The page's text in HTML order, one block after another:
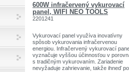
diaľkový
detektor otvoreného okna
funkcia rozmrazovania
dva termostaty prehrievania
600W infračervený vykurovací
panel, WIFI NEO TOOLS
2201241
Vykurovací panel využíva inovatívny
spôsob vykurovania infračervenou
energiou. Infračervený vykurovací
vyznačuje vyššou účinnosťou v
s tradičným vykurovaním. Zariadenie
nevyžaduje zahrievanie, takže ihneď po